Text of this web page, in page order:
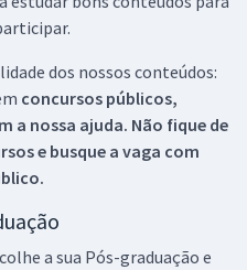
dos nossos conteúdos:
concursos públicos,
a nossa ajuda. Não fique de
e busque a vaga com
a sua Pós-graduação e